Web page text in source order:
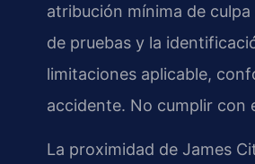
atribución mínima de
de pruebas y la
limitaciones aplicable,
accidente. No cumplir con
La proximidad de James